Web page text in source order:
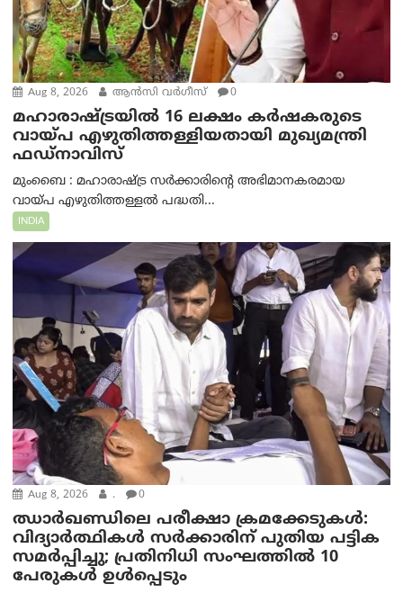
Aug 8, 2026 ആന്‍സി വര്‍ഗീസ് 0
മഹാരാഷ്ട്രയിൽ 16 ലക്ഷം കർഷകരുടെ
വായ്പ എഴുതിത്തള്ളിയതായി മുഖ്യമന്ത്രി
ഫഡ്‌നാവിസ്
മുംബൈ : മഹാരാഷ്ട്ര സർക്കാരിന്റെ അഭിമാനകരമായ
വായ്പ എഴുതിത്തള്ളൽ പദ്ധതി...
INDIA
Aug 8, 2026 . 0
ഝാര്‍ഖണ്ഡിലെ പരീക്ഷാ ക്രമക്കേടുകള്‍:
വിദ്യാർത്ഥികൾ സർക്കാരിന് പുതിയ പട്ടിക
സമർപ്പിച്ചു; പ്രതിനിധി സംഘത്തിൽ 10
പേരുകൾ ഉൾപ്പെടും